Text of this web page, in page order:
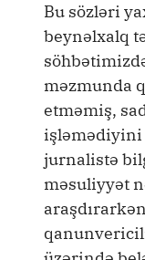
Bu sözləri
beynəlxalq
məzmunda
etməmiş,
işləmədiyini
jurnalistə
məsuliyyət